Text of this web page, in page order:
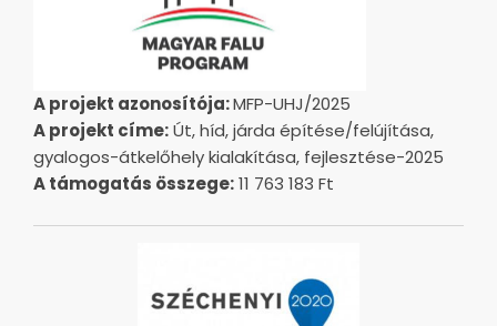
A projekt azonosítója:MFP-UHJ/2025
A projekt címe:Út, híd, járda építése/felújítása,
gyalogos-átkelőhely kialakítása, fejlesztése-2025
A támogatás összege:11 763 183 Ft